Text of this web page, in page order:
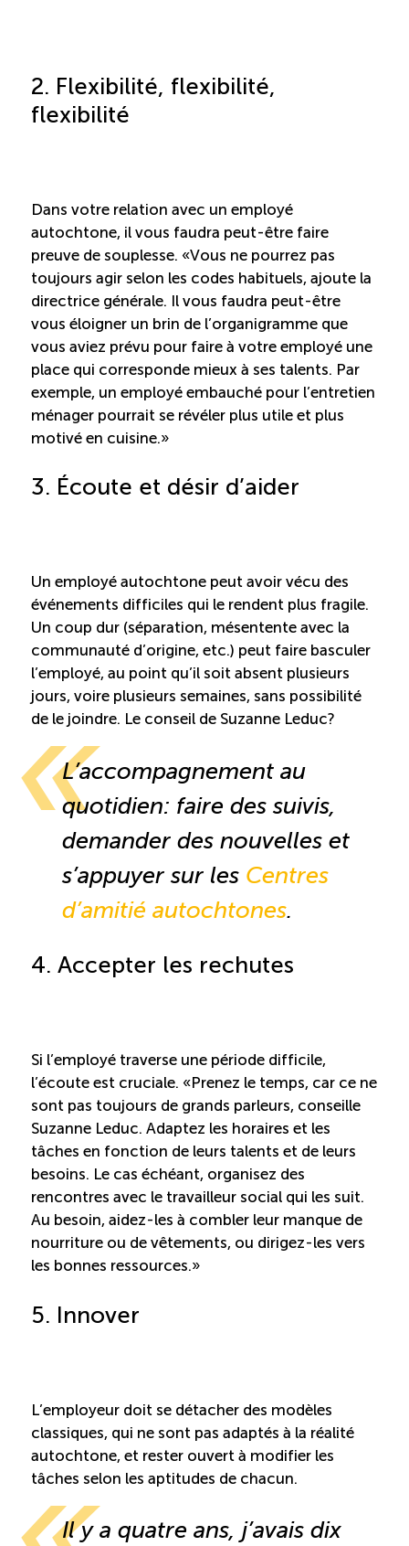
2. Flexibilité, flexibilité,
flexibilité
Dans votre relation avec un employé
autochtone, il vous faudra peut-être faire
preuve de souplesse. « Vous ne pourrez pas
toujours agir selon les codes habituels, ajoute la
directrice générale. Il vous faudra peut-être
vous éloigner un brin de l’organigramme que
vous aviez prévu pour faire à votre employé une
place qui corresponde mieux à ses talents. Par
exemple, un employé embauché pour l’entretien
ménager pourrait se révéler plus utile et plus
motivé en cuisine. »
3. Écoute et désir d’aider
Un employé autochtone peut avoir vécu des
événements difficiles qui le rendent plus fragile.
Un coup dur (séparation, mésentente avec la
communauté d’origine, etc.) peut faire basculer
l’employé, au point qu’il soit absent plusieurs
jours, voire plusieurs semaines, sans possibilité
de le joindre. Le conseil de Suzanne Leduc?
L’accompagnement au
quotidien: faire des suivis,
demander des nouvelles et
s’appuyer sur les Centres
d’amitié autochtones.
4. Accepter les rechutes
Si l’employé traverse une période difficile,
l’écoute est cruciale. « Prenez le temps, car ce ne
sont pas toujours de grands parleurs, conseille
Suzanne Leduc. Adaptez les horaires et les
tâches en fonction de leurs talents et de leurs
besoins. Le cas échéant, organisez des
rencontres avec le travailleur social qui les suit.
Au besoin, aidez-les à combler leur manque de
nourriture ou de vêtements, ou dirigez-les vers
les bonnes ressources. »
5. Innover
L’employeur doit se détacher des modèles
classiques, qui ne sont pas adaptés à la réalité
autochtone, et rester ouvert à modifier les
tâches selon les aptitudes de chacun.
Il y a quatre ans, j’avais dix